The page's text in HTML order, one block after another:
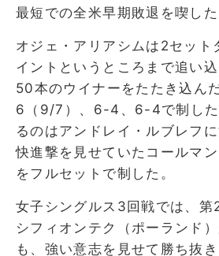
最短での全米早期敗退を喫した
オジェ・アリアシムは2セット
イントというところまで追い込
50本のウイナーをたたき込ん
6（9/7）、6-4、6-4で制した
るのはアンドレイ・ルブレフ
快進撃を見せていたコールマン
をフルセットで制した。
女子シングルス3回戦では、第
シフィオンテク（ポーランド
も、強い意志を見せて勝ち抜き